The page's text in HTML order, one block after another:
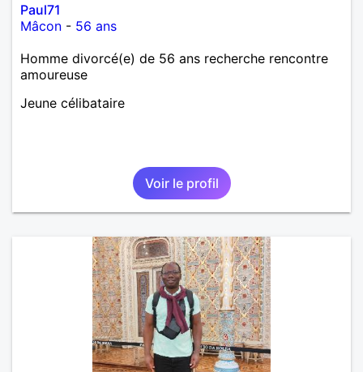
Paul71
Mâcon - 56 ans
Homme divorcé(e) de 56 ans recherche rencontre
amoureuse
Jeune célibataire
Voir le profil